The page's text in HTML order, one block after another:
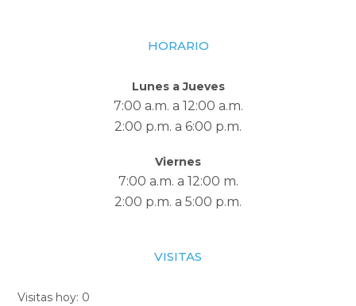
HORARIO
Lunes a Jueves
7:00 a.m. a 12:00 a.m.
2:00 p.m. a 6:00 p.m.
Viernes
7:00 a.m. a 12:00 m.
2:00 p.m. a 5:00 p.m.
VISITAS
Visitas hoy: 0